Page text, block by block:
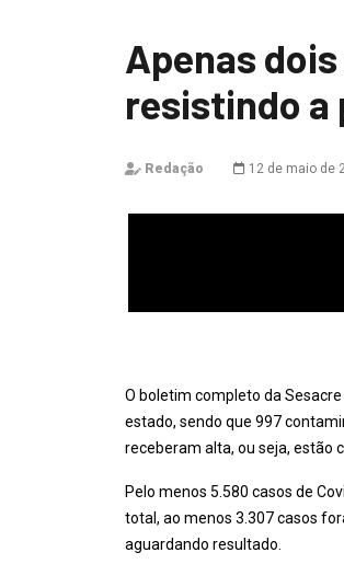
Apenas
resistindo a
Redação 12 de maio de
O boletim completo da
estado, sendo que 997
receberam alta, ou seja, estão
Pelo menos 5.580 casos de
total, ao menos 3.307 casos
aguardando resultado.